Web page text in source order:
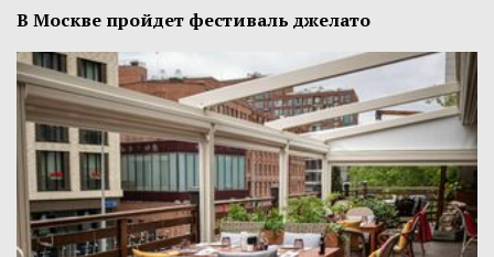
В Москве пройдет фестиваль джелато